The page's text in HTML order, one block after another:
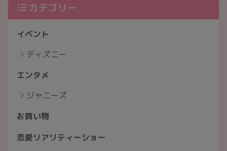
カテゴリー
イベント
ディズニー
エンタメ
ジャニーズ
お買い物
恋愛リアリティーショー